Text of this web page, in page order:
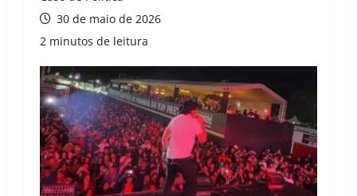
30 de maio de 2026
2 minutos de leitura